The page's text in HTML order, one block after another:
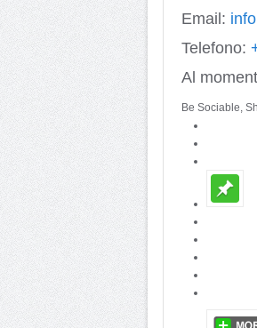
Email:
Telefono:
Al
Be Sociable,